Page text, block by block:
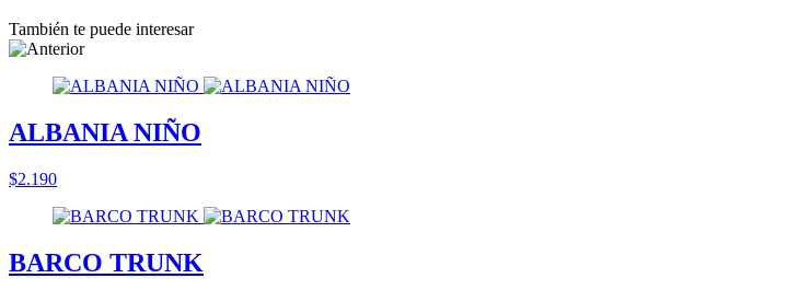
También te puede interesar
ALBANIA NIÑO
$2.190
BARCO TRUNK